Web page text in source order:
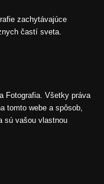
zachytávajúce
častí sveta.
Fotografia. Všetky práva
tomto webe a spôsob,
sú vašou vlastnou